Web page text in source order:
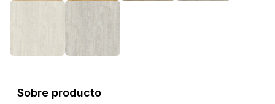
Sobre producto